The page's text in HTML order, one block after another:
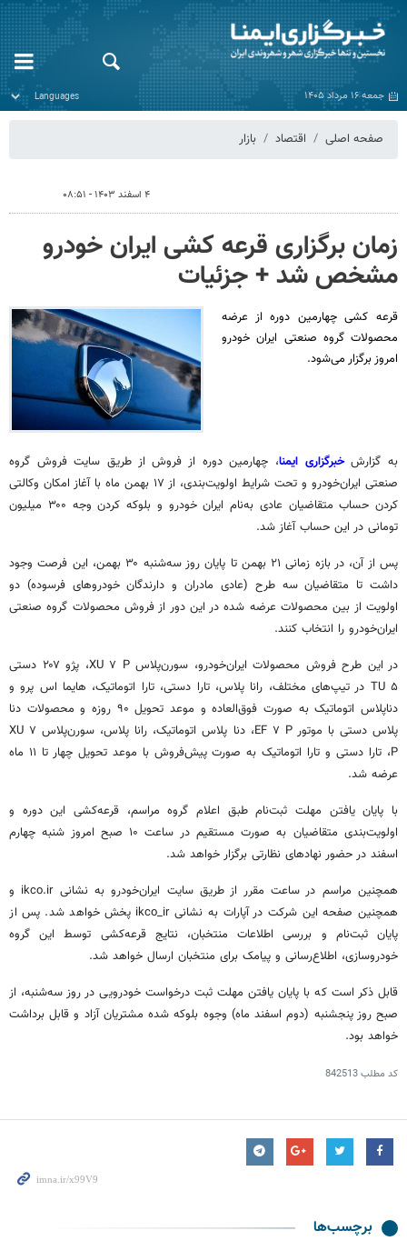
جمعه ۱۶ مرداد ۱۴۰۵
صفحه اصلی اقتصاد بازار
۴ اسفند ۱۴۰۳ - ۰۸:۵۱
زمان برگزاری قرعه کشی ایران خودرو
مشخص شد + جزئیات
قرعه‌ کشی چهارمین دوره از عرضه
محصولات گروه صنعتی ایران‌ خودرو
امروز برگزار می‌شود.
به گزارشخبرگزاری ایمنا، چهارمین دوره از فروش از طریق سایت فروش گروه
صنعتی ایران‌خودرو و تحت شرایط اولویت‌بندی، از ۱۷ بهمن ماه با آغاز امکان وکالتی
کردن حساب متقاضیان عادی به‌نام ایران خودرو و بلوکه کردن وجه ۳۰۰ میلیون
تومانی در این حساب آغاز شد.
پس از آن، در بازه زمانی ۲۱ بهمن تا پایان روز سه‌شنبه ۳۰ بهمن، این فرصت وجود
داشت تا متقاضیان سه طرح (عادی مادران و دارندگان خودروهای فرسوده) دو
اولویت از بین محصولات عرضه شده در این دور از فروش محصولات گروه صنعتی
ایران‌خودرو را انتخاب کنند.
در این طرح فروش محصولات ایران‌خودرو، سورن‌پلاس XU ۷ P، پژو ۲۰۷ دستی
TU ۵ در تیپ‌های مختلف،
رانا پلاس، تارا دستی، تارا اتوماتیک، هایما اس پرو و
دناپلاس
اتوماتیک به صورت فوق‌العاده و موعد تحویل ۹۰ روزه و محصولات دنا
پلاس دستی با موتور EF ۷ P، دنا پلاس اتوماتیک،
رانا
پلاس، سورن‌پلاس XU ۷
P، تارا دستی و تارا اتوماتیک به صورت پیش‌فروش با موعد تحویل چهار تا ۱۱ ماه
عرضه شد.
با پایان یافتن مهلت ثبت‌نام طبق اعلام گروه مراسم، قرعه‌کشی این دوره و
اولویت‌بندی متقاضیان به صورت مستقیم در ساعت ۱۰ صبح امروز شنبه چهارم
اسفند در حضور نهادهای نظارتی برگزار خواهد شد.
همچنین مراسم در ساعت مقرر از طریق سایت ایران‌خودرو به نشانی ikco.ir و
همچنین صفحه این شرکت در آپارات به نشانی ikco_ir پخش خواهد شد. پس از
پایان ثبت‌نام و بررسی اطلاعات منتخبان، نتایج قرعه‌کشی توسط این گروه
خودروسازی، اطلاع‌رسانی و پیامک برای منتخبان ارسال خواهد شد.
قابل ذکر است که با پایان یافتن مهلت ثبت درخواست خودرویی در روز سه‌شنبه، از
صبح روز پنجشنبه (دوم اسفند ماه) وجوه بلوکه شده مشتریان آزاد و قابل برداشت
خواهد بود.
کد مطلب842513
برچسب‌ها